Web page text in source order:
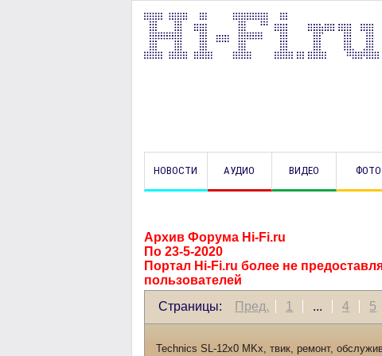
НОВОСТИ АУДИО ВИДЕО ФОТО
Архив Форума Hi-Fi.ru
По 23-5-2020
Портал Hi-Fi.ru более не
пользователей
Страницы:
Пред. 1 ... 4 5
Technics SL-12x0 MKx, твик, ремонт,